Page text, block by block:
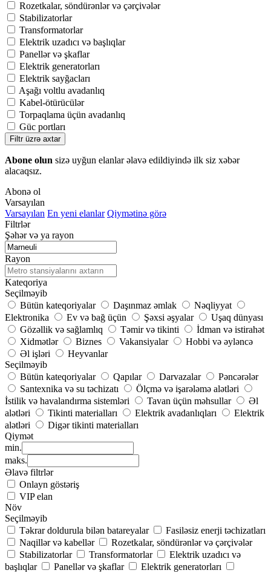
Rozetkalar, söndürənlər və çərçivələr
Stabilizatorlar
Transformatorlar
Elektrik uzadıcı və başlıqlar
Panellər və şkaflar
Elektrik generatorları
Elektrik sayğacları
Aşağı voltlu avadanlıq
Kabel-ötürücülər
Torpaqlama üçün avadanlıq
Güc portları
Filtr üzrə axtar
Abone olun sizə uyğun elanlar əlavə edildiyində ilk siz xəbər
alacaqsız.
Abonə ol
Varsayılan
Varsayılan En yeni elanlar Qiymətinə görə
Filtrlər
Şəhər və ya rayon
Rayon
Kateqoriya
Seçilməyib
Bütün kateqoriyalar
Daşınmaz əmlak
Nəqliyyat
Elektronika
Ev və bağ üçün Şəxsi əşyalar
Uşaq dünyası
Gözəllik və sağlamlıq
Təmir və tikinti
İdman və istirahət
Xidmətlər
Biznes Vakansiyalar
Hobbi və əyləncə
Əl işləri
Heyvanlar
Seçilməyib
Bütün kateqoriyalar
Qapılar Darvazalar
Pəncərələr
Santexnika və su təchizatı
Ölçmə və işarələmə alətləri
İstilik və havalandırma sistemləri
Tavan üçün məhsullar
Əl
alətləri
Tikinti materialları Elektrik avadanlıqları
Elektrik
alətləri
Digər tikinti materialları
Qiymət
min.
maks.
Əlavə filtrlər
Onlayn göstəriş
VIP elan
Növ
Seçilməyib
Təkrar doldurula bilən batareyalar
Fasiləsiz enerji təchizatları
Naqillər və kabellər
Rozetkalar, söndürənlər və çərçivələr
Stabilizatorlar
Transformatorlar
Elektrik uzadıcı və
başlıqlar
Panellər və şkaflar
Elektrik generatorları